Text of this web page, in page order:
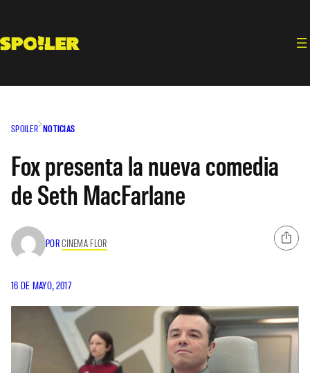
contenido
SPOILER NOTICIAS
Fox presenta la nueva comedia
de Seth MacFarlane
PORCINEMA FLOR
16 DE MAYO, 2017